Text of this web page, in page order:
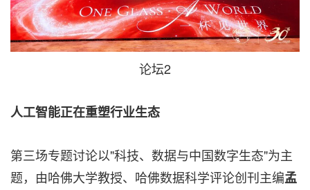
论坛2
人工智能正在重塑行业生态
第三场专题讨论以"科技、数据与中国数字生态"为主
题，由哈佛大学教授、哈佛数据科学评论创刊主编孟